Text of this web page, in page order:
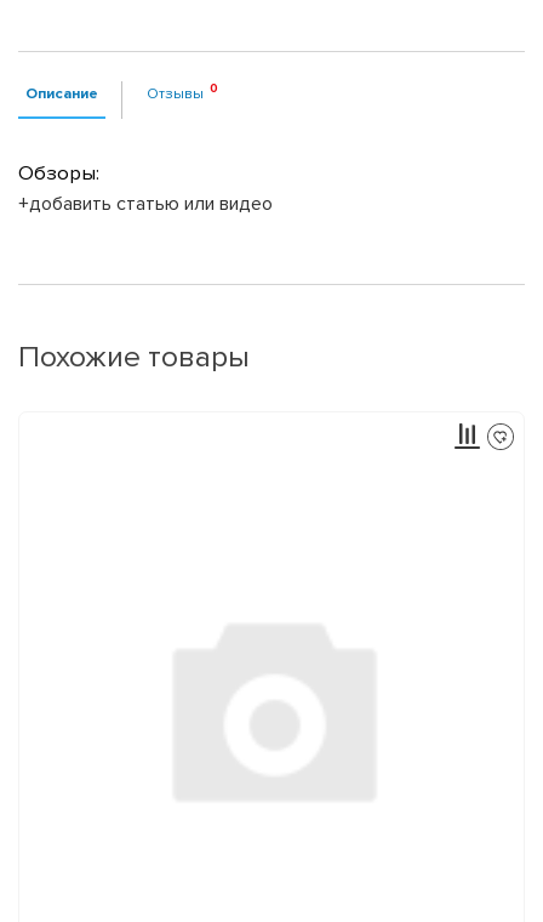
Описание Отзывы
Обзоры:
+добавить статью или видео
Похожие товары